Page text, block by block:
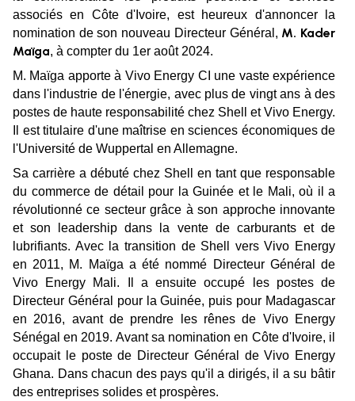
associés en Côte d'Ivoire, est heureux d'annoncer la
nomination de son nouveau Directeur Général, M. Kader
Maïga, à compter du 1er août 2024.
M. Maïga apporte à Vivo Energy CI une vaste expérience
dans l'industrie de l'énergie, avec plus de vingt ans à des
postes de haute responsabilité chez Shell et Vivo Energy.
Il est titulaire d'une maîtrise en sciences économiques de
l'Université de Wuppertal en Allemagne.
Sa carrière a débuté chez Shell en tant que responsable
du commerce de détail pour la Guinée et le Mali, où il a
révolutionné ce secteur grâce à son approche innovante
et son leadership dans la vente de carburants et de
lubrifiants. Avec la transition de Shell vers Vivo Energy
en 2011, M. Maïga a été nommé Directeur Général de
Vivo Energy Mali. Il a ensuite occupé les postes de
Directeur Général pour la Guinée, puis pour Madagascar
en 2016, avant de prendre les rênes de Vivo Energy
Sénégal en 2019. Avant sa nomination en Côte d'Ivoire, il
occupait le poste de Directeur Général de Vivo Energy
Ghana. Dans chacun des pays qu'il a dirigés, il a su bâtir
des entreprises solides et prospères.